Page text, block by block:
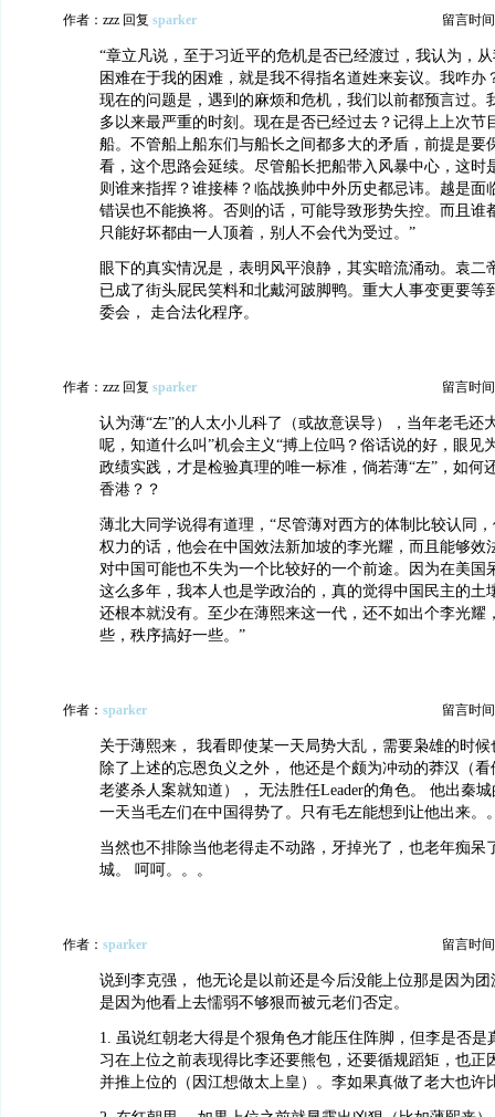
作者：zzz 回复 sparker 留言时
“章立凡说，至于习近平的危机是否已经渡过，我认为，
困难在于我的困难，就是我不得指名道姓来妄议。我咋办
现在的问题是，遇到的麻烦和危机，我们以前都预言过。
多以来最严重的时刻。现在是否已经过去？记得上上次节
船。不管船上船东们与船长之间都多大的矛盾，前提是要
看，这个思路会延续。尽管船长把船带入风暴中心，这时
则谁来指挥？谁接棒？临战换帅中外历史都忌讳。越是面
错误也不能换将。否则的话，可能导致形势失控。而且谁
只能好坏都由一人顶着，别人不会代为受过。”
眼下的真实情况是，表明风平浪静，其实暗流涌动。袁二
已成了街头屁民笑料和北戴河跛脚鸭。重大人事变更要等
委会， 走合法化程序。
作者：zzz 回复 sparker 留言时
认为薄“左”的人太小儿科了（或故意误导），当年老毛还
呢，知道什么叫”机会主义“搏上位吗？俗话说的好，眼见
政绩实践，才是检验真理的唯一标准，倘若薄“左”，如何
香港？？
薄北大同学说得有道理，“尽管薄对西方的体制比较认同
权力的话，他会在中国效法新加坡的李光耀，而且能够效
对中国可能也不失为一个比较好的一个前途。因为在美国
这么多年，我本人也是学政治的，真的觉得中国民主的土
还根本就没有。至少在薄熙来这一代，还不如出个李光耀
些，秩序搞好一些。”
作者： sparker 留言时
关于薄熙来， 我看即使某一天局势大乱，需要枭雄的时
除了上述的忘恩负义之外， 他还是个颇为冲动的莽汉（
老婆杀人案就知道）， 无法胜任Leader的角色。 他出秦
一天当毛左们在中国得势了。只有毛左能想到让他出来。
当然也不排除当他老得走不动路，牙掉光了，也老年痴呆
城。 呵呵。。。
作者： sparker 留言时
说到李克强， 他无论是以前还是今后没能上位那是因为
是因为他看上去懦弱不够狠而被元老们否定。
1. 虽说红朝老大得是个狠角色才能压住阵脚，但李是否是
习在上位之前表现得比李还要熊包，还要循规蹈矩，也正
并推上位的（因江想做太上皇）。李如果真做了老大也许